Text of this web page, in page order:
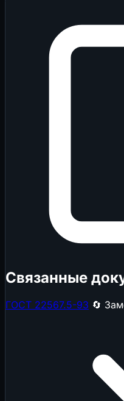
Связанные
ГОСТ 22567.5-93 🔄